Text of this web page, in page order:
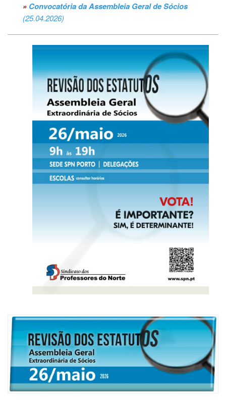
» Convocatória da Assembleia Geral de Sócios
(25.04.2026)